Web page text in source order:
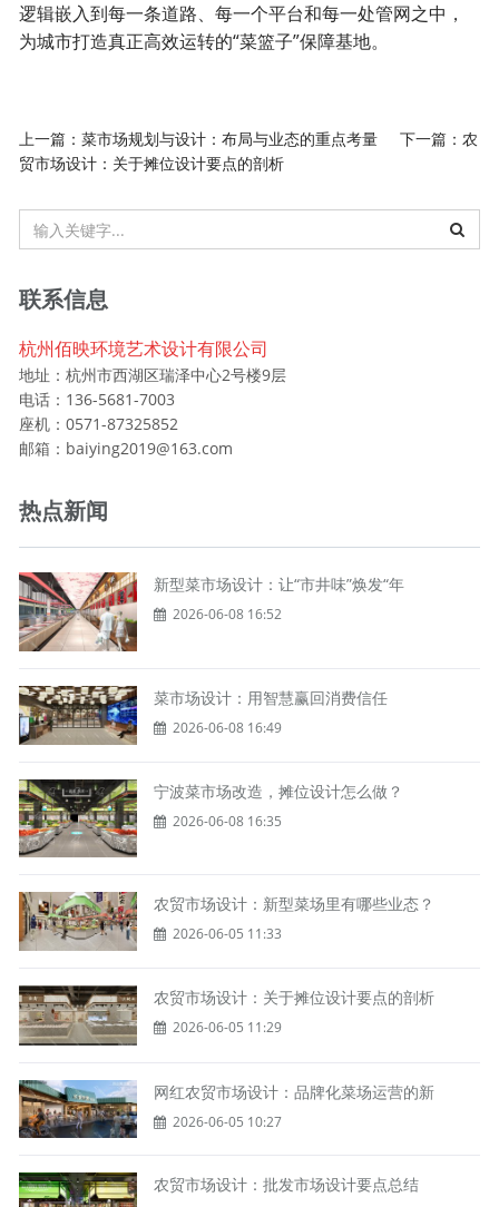
逻辑嵌入到每一条道路、每一个平台和每一处管网之中，
为城市打造真正高效运转的“菜篮子”保障基地。
上一篇：菜市场规划与设计：布局与业态的重点考量 下一篇：农
贸市场设计：关于摊位设计要点的剖析
联系信息
杭州佰映环境艺术设计有限公司
地址：杭州市西湖区瑞泽中心2号楼9层
电话：136-5681-7003
座机：0571-87325852
邮箱：baiying2019@163.com
热点新闻
新型菜市场设计：让“市井味”焕发“年
2026-06-08 16:52
菜市场设计：用智慧赢回消费信任
2026-06-08 16:49
宁波菜市场改造，摊位设计怎么做？
2026-06-08 16:35
农贸市场设计：新型菜场里有哪些业态？
2026-06-05 11:33
农贸市场设计：关于摊位设计要点的剖析
2026-06-05 11:29
网红农贸市场设计：品牌化菜场运营的新
2026-06-05 10:27
农贸市场设计：批发市场设计要点总结